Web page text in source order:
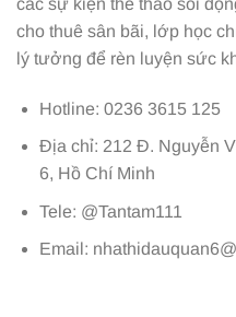
cho thuê sân bãi, lớp học
lý tưởng để rèn luyện sức
Hotline: 0236 3615 125
Địa chỉ: 212 Đ. Nguyễn
6, Hồ Chí Minh
Tele: @Tantam111
Email: